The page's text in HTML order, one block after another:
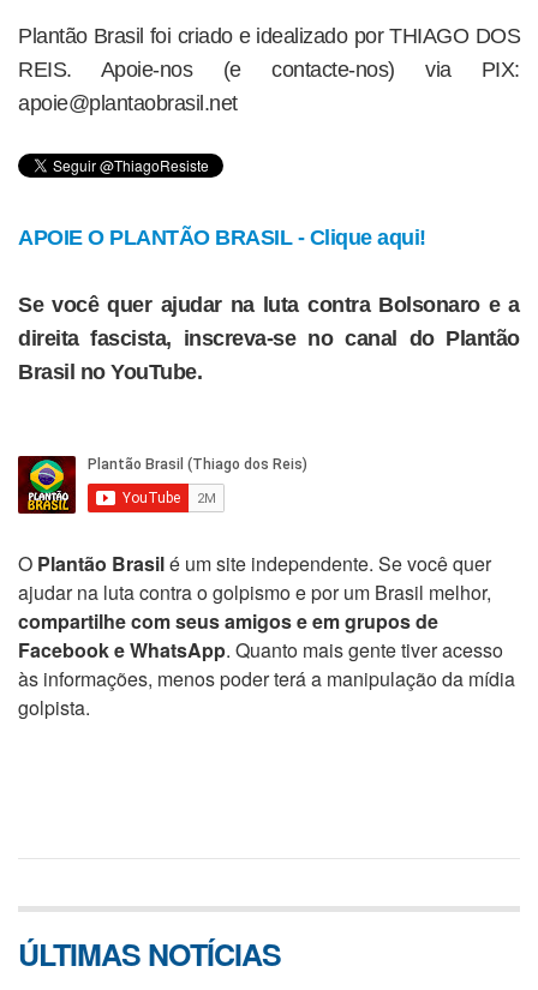
Plantão Brasil foi criado e idealizado por THIAGO DOS
REIS. Apoie-nos (e contacte-nos) via PIX:
apoie@plantaobrasil.net
APOIE O PLANTÃO BRASIL - Clique aqui!
Se você quer ajudar na luta contra Bolsonaro e a
direita fascista, inscreva-se no canal do Plantão
Brasil no YouTube.
O Plantão Brasilé um site independente. Se você quer
ajudar na luta contra o golpismo e por um Brasil melhor,
compartilhe com seus amigos e em grupos de
Facebook e WhatsApp. Quanto mais gente tiver acesso
às informações, menos poder terá a manipulação da mídia
golpista.
ÚLTIMAS NOTÍCIAS